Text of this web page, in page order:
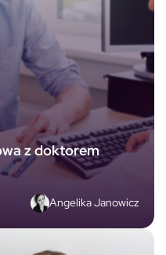
z doktorem
Angelika Janowicz